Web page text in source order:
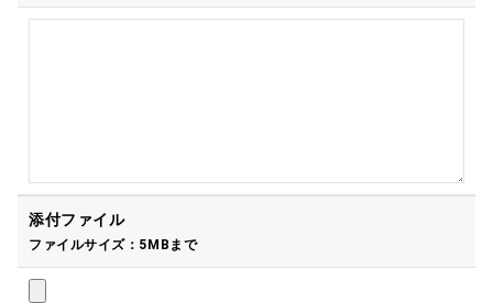
添付ファイル
ファイルサイズ：5MBまで